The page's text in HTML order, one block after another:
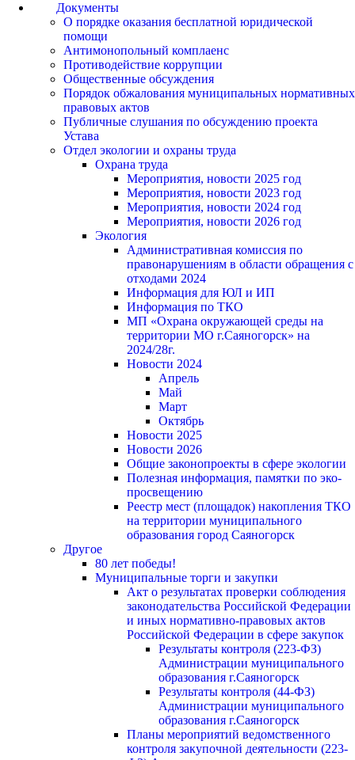
Документы
О порядке оказания бесплатной юридической
помощи
Антимонопольный комплаенс
Противодействие коррупции
Общественные обсуждения
Порядок обжалования муниципальных нормативных
правовых актов
Публичные слушания по обсуждению проекта
Устава
Отдел экологии и охраны труда
Охрана труда
Мероприятия, новости 2025 год
Мероприятия, новости 2023 год
Мероприятия, новости 2024 год
Мероприятия, новости 2026 год
Экология
Административная комиссия по
правонарушениям в области обращения с
отходами 2024
Информация для ЮЛ и ИП
Информация по ТКО
МП «Охрана окружающей среды на
территории МО г.Саяногорск» на
2024/28г.
Новости 2024
Апрель
Май
Март
Октябрь
Новости 2025
Новости 2026
Общие законопроекты в сфере экологии
Полезная информация, памятки по эко-
просвещению
Реестр мест (площадок) накопления ТКО
на территории муниципального
образования город Саяногорск
Другое
80 лет победы!
Муниципальные торги и закупки
Акт о результатах проверки соблюдения
законодательства Российской Федерации
и иных нормативно-правовых актов
Российской Федерации в сфере закупок
Результаты контроля (223-ФЗ)
Администрации муниципального
образования г.Саяногорск
Результаты контроля (44-ФЗ)
Администрации муниципального
образования г.Саяногорск
Планы мероприятий ведомственного
контроля закупочной деятельности (223-